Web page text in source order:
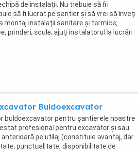
de instalații. Nu trebuie să fii
să fi lucrat pe șantier și să vrei să înveți
montaj instalații sanitare și termice;
prinderi, scule; ajuți instalatorul la lucrări
Buldoexcavator
buldoexcavator pentru șantierele noastre
profesional pentru excavator și sau
pe utilaj (constituie avantaj, dar
punctualitate, disponibilitate de